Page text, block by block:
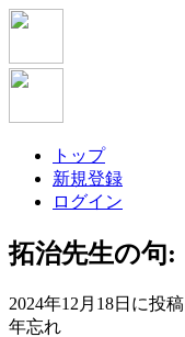
トップ
新規登録
ログイン
拓治先生の句:
2024年12月18日に投稿
年忘れ